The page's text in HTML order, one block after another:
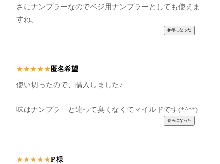
さにナンプラーなのでベジ用ナンプラーとしても使えま
すね。
★★★★★ 匿名希望
使い切ったので、購入しました♪
味はナンプラーと違って臭くなくてマイルドです(*^^*)
★★★★★P 様